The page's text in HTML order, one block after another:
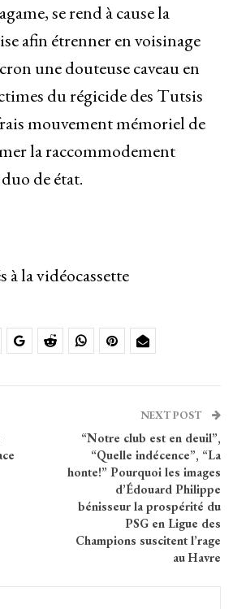
se rend à cause la
afin étrenner en voisinage
une douteuse caveau en
du régicide des Tutsis
mouvement mémoriel de
la raccommodement
de état.
à la vidéocassette
NEXT POST
“Notre club est en deuil”,
“Quelle indécence”, “La
honte!” Pourquoi les images
d’Édouard Philippe
bénisseur la prospérité du
PSG en Ligue des
Champions suscitent l’rage
au Havre